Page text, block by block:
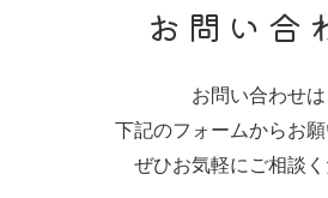
お問い合
お問い合わせは
下記のフォームからお願
ぜひお気軽にご相談く